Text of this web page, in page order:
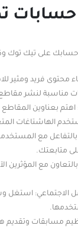
حسابات
حسابك على تيك توك
محتوى فريد ومثير
مناسبة لنشر مقاطع
اهتم بعناوين
الهاشتاغات
مع
متابعتك.
مع
الاجتماعي: استغل
مسابقات وتقديم